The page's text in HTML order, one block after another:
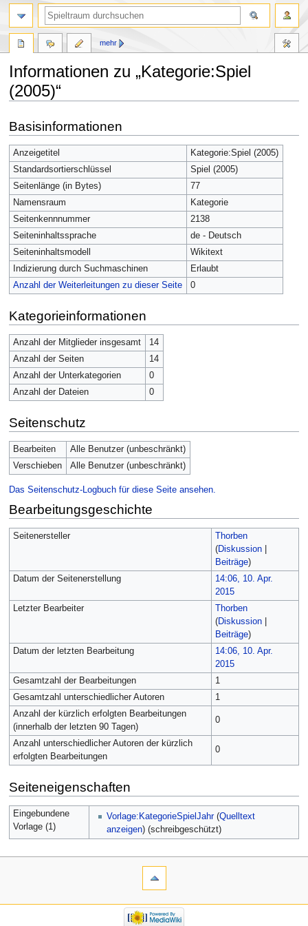
Informationen zu „Kategorie:Spiel
(2005)“
Navigation
springen
Suche
springen
Basisinformationen
Anzeigetitel
Kategorie:Spiel (2005)
Standardsortierschlüssel
Spiel (2005)
Seitenlänge (in Bytes)
77
Namensraum
Kategorie
Seitenkennnummer
2138
Seiteninhaltssprache
de - Deutsch
Seiteninhaltsmodell
Wikitext
Indizierung durch Suchmaschinen
Erlaubt
Anzahl der Weiterleitungen zu dieser Seite
0
Kategorieinformationen
Anzahl der Mitglieder insgesamt
14
Anzahl der Seiten
14
Anzahl der Unterkategorien
0
Anzahl der Dateien
0
Seitenschutz
Bearbeiten
Alle Benutzer (unbeschränkt)
Verschieben
Alle Benutzer (unbeschränkt)
Das Seitenschutz-Logbuch für diese Seite ansehen.
Bearbeitungsgeschichte
Seitenersteller
Thorben
(Diskussion|
Beiträge)
Datum der Seitenerstellung
14:06, 10. Apr.
2015
Letzter Bearbeiter
Thorben
(Diskussion|
Beiträge)
Datum der letzten Bearbeitung
14:06, 10. Apr.
2015
Gesamtzahl der Bearbeitungen
1
Gesamtzahl unterschiedlicher Autoren
1
Anzahl der kürzlich erfolgten Bearbeitungen
(innerhalb der letzten 90 Tagen)
0
Anzahl unterschiedlicher Autoren der kürzlich
erfolgten Bearbeitungen
0
Seiteneigenschaften
Eingebundene
Vorlage (1)
Vorlage:KategorieSpielJahr(Quelltext
anzeigen) (schreibgeschützt)
mehr